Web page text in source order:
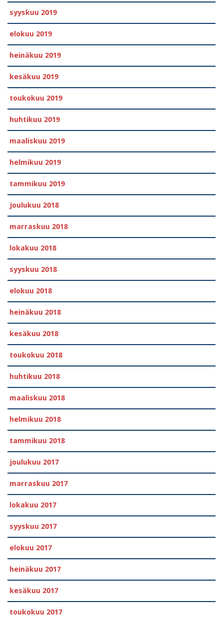
syyskuu 2019
elokuu 2019
heinäkuu 2019
kesäkuu 2019
toukokuu 2019
huhtikuu 2019
maaliskuu 2019
helmikuu 2019
tammikuu 2019
joulukuu 2018
marraskuu 2018
lokakuu 2018
syyskuu 2018
elokuu 2018
heinäkuu 2018
kesäkuu 2018
toukokuu 2018
huhtikuu 2018
maaliskuu 2018
helmikuu 2018
tammikuu 2018
joulukuu 2017
marraskuu 2017
lokakuu 2017
syyskuu 2017
elokuu 2017
heinäkuu 2017
kesäkuu 2017
toukokuu 2017